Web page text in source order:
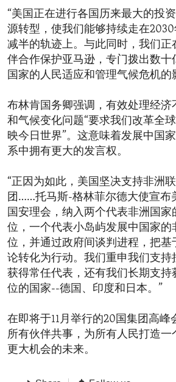
“美国正在进行各国历来最大的投
源转型，使我们能够持续走在
减半的轨迹上。与此同时，我们正
伴合作保护亚马逊，专门拨出数十
国家的人民适应和管理气候危机的
布林肯国务卿强调，有效处理经济
和气候变化问题“要求我们改革全
映今日世界”。这意味着发展中国
系中拥有更大的发言权。
“正因为如此，美国坚决支持非洲
团……托马斯-格林菲尔德大使宣布
国安理会，纳入两个代表非洲国家
位，一个代表小岛屿发展中国家的
位，并通过政府间谈判进程，把基
论转化为行动。我们重申我们支持
获得常任代表，还有我们长期支持
位的国家--德国、印度和日本。”
在即将于11月举行的20国集团高峰
所有伙伴共事，为所有人民打造一
更大机会的未来。